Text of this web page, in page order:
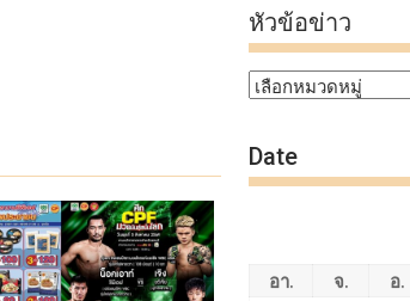
หัวข้อข่าว
หัวข้อ
Date
อา. จ. อ.